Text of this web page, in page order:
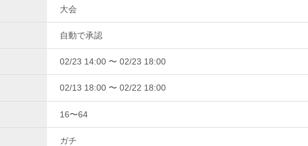
大会
自動で承認
02/23 14:00 〜 02/23 18:00
02/13 18:00 〜 02/22 18:00
16〜64
ガチ